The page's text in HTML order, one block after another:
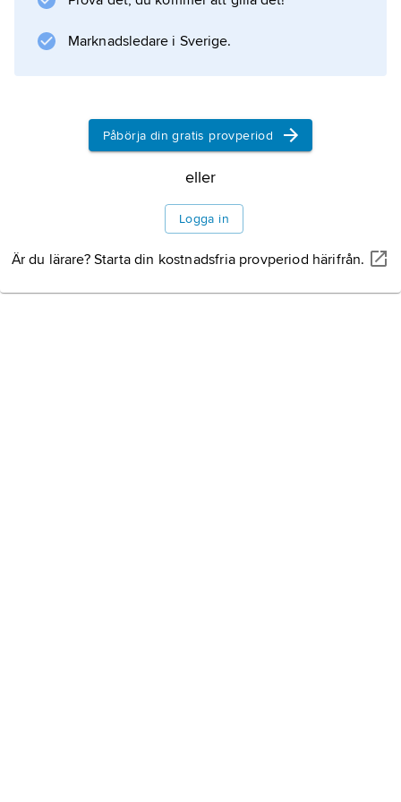
Marknadsledare i Sverige.
Påbörja din gratis provperiod
eller
Logga in
Är du lärare? Starta din kostnadsfria provperiod härifrån.